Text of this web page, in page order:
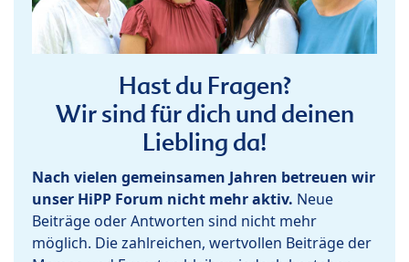
Hast du Fragen?
Wir sind für dich und deinen
Liebling da!
Nach vielen gemeinsamen Jahren betreuen wir
unser HiPP Forum nicht mehr aktiv. Neue
Beiträge oder Antworten sind nicht mehr
möglich. Die zahlreichen, wertvollen Beiträge der